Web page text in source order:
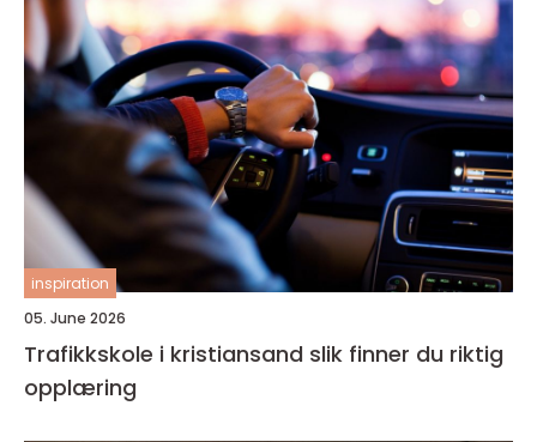
inspiration
05. June 2026
Trafikkskole i kristiansand slik finner du riktig
opplæring